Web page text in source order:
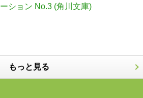
ション No.3 (角川文庫)
もっと見る